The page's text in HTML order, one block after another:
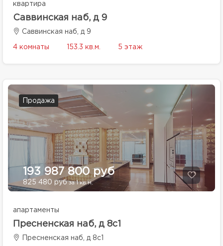
квартира
Саввинская наб, д 9
Саввинская наб, д 9
4 комнаты 153.3 кв.м. 5 этаж
Продажа
193 987 800 руб
825 480 руб за 1 кв.м.
апартаменты
Пресненская наб, д 8с1
Пресненская наб, д 8с1